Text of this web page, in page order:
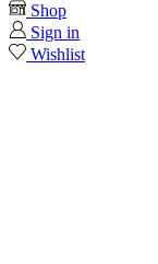
Shop
Sign in
Wishlist